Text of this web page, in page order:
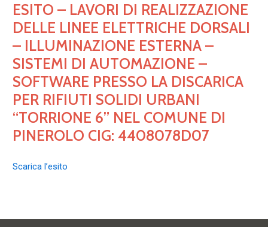
ESITO – LAVORI DI REALIZZAZIONE
DELLE LINEE ELETTRICHE DORSALI
– ILLUMINAZIONE ESTERNA –
SISTEMI DI AUTOMAZIONE –
SOFTWARE PRESSO LA DISCARICA
PER RIFIUTI SOLIDI URBANI
“TORRIONE 6” NEL COMUNE DI
PINEROLO CIG: 4408078D07
Scarica l’esito